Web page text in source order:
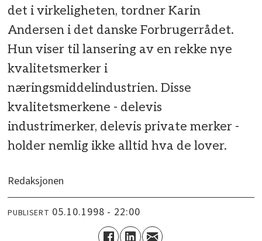
det i virkeligheten, tordner Karin
Andersen i det danske Forbrugerrådet.
Hun viser til lansering av en rekke nye
kvalitetsmerker i
næringsmiddelindustrien. Disse
kvalitetsmerkene - delevis
industrimerker, delevis private merker -
holder nemlig ikke alltid hva de lover.
Redaksjonen
PUBLISERT 05.10.1998 - 22:00